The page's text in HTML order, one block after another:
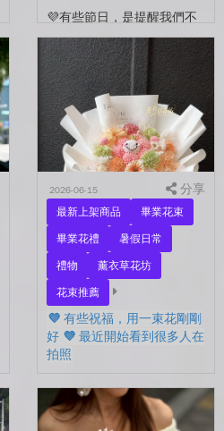
💜有些節日，是提醒我們不
要忘了表達愛。 平常的日
子，總是忙著工作、忙著生
活。 那些想說的謝謝、想
說的辛苦了、想說的我愛
你。 常常就這樣，留到了
下...
2026-06-15 分享
最新上架商品
畢業花束
畢業花禮
暑假日常
禮物
薰衣草花坊
花束推薦
💜 有些祝福，用一束花剛剛
好 💜 最近開始看到很多人在
拍照
💜 有些祝福，用一束花剛剛
好 💜 最近開始看到很多人
在拍照📷 穿著學士服、抱著